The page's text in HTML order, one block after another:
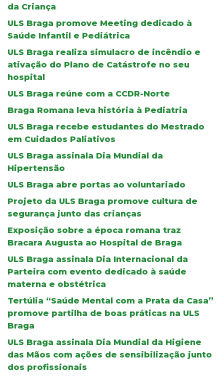
da Criança
ULS Braga promove Meeting dedicado à
Saúde Infantil e Pediátrica
ULS Braga realiza simulacro de incêndio e
ativação do Plano de Catástrofe no seu
hospital
ULS Braga reúne com a CCDR-Norte
Braga Romana leva história à Pediatria
ULS Braga recebe estudantes do Mestrado
em Cuidados Paliativos
ULS Braga assinala Dia Mundial da
Hipertensão
ULS Braga abre portas ao voluntariado
Projeto da ULS Braga promove cultura de
segurança junto das crianças
Exposição sobre a época romana traz
Bracara Augusta ao Hospital de Braga
ULS Braga assinala Dia Internacional da
Parteira com evento dedicado à saúde
materna e obstétrica
Tertúlia “Saúde Mental com a Prata da Casa”
promove partilha de boas práticas na ULS
Braga
ULS Braga assinala Dia Mundial da Higiene
das Mãos com ações de sensibilização junto
dos profissionais